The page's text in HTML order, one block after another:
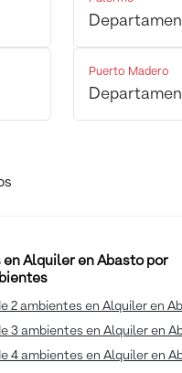
Puerto Madero
Alquiler en Abasto por
2 ambientes en Alquiler en
3 ambientes en Alquiler en
4 ambientes en Alquiler en